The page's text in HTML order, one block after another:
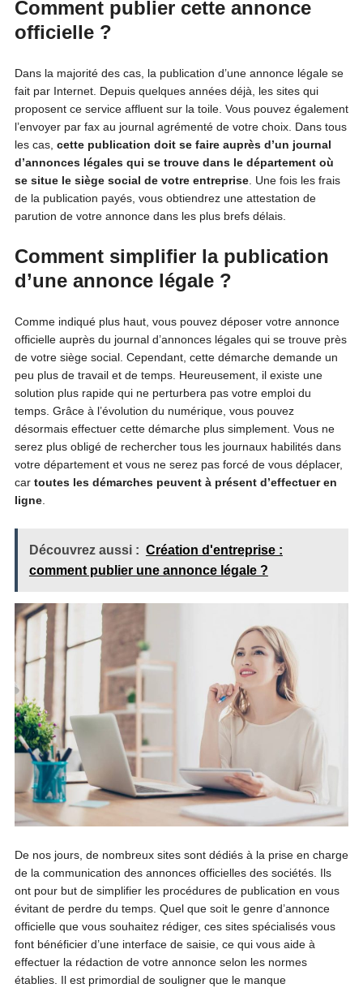
Comment publier cette annonce
officielle ?
Dans la majorité des cas, la publication d’une annonce légale se
fait par Internet. Depuis quelques années déjà, les sites qui
proposent ce service affluent sur la toile. Vous pouvez également
l’envoyer par fax au journal agrémenté de votre choix. Dans tous
les cas, cette publication doit se faire auprès d’un journal
d’annonces légales qui se trouve dans le département où
se situe le siège social de votre entreprise. Une fois les frais
de la publication payés, vous obtiendrez une attestation de
parution de votre annonce dans les plus brefs délais.
Comment simplifier la publication
d’une annonce légale ?
Comme indiqué plus haut, vous pouvez déposer votre annonce
officielle auprès du journal d’annonces légales qui se trouve près
de votre siège social. Cependant, cette démarche demande un
peu plus de travail et de temps. Heureusement, il existe une
solution plus rapide qui ne perturbera pas votre emploi du
temps. Grâce à l’évolution du numérique, vous pouvez
désormais effectuer cette démarche plus simplement. Vous ne
serez plus obligé de rechercher tous les journaux habilités dans
votre département et vous ne serez pas forcé de vous déplacer,
car toutes les démarches peuvent à présent d’effectuer en
ligne.
Découvrez aussi : Création d'entreprise :
comment publier une annonce légale ?
De nos jours, de nombreux sites sont dédiés à la prise en charge
de la communication des annonces officielles des sociétés. Ils
ont pour but de simplifier les procédures de publication en vous
évitant de perdre du temps. Quel que soit le genre d’annonce
officielle que vous souhaitez rédiger, ces sites spécialisés vous
font bénéficier d’une interface de saisie, ce qui vous aide à
effectuer la rédaction de votre annonce selon les normes
établies. Il est primordial de souligner que le manque